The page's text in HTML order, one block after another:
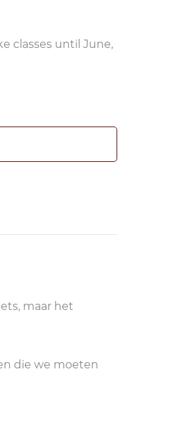
classes until June,
maar het
die we moeten